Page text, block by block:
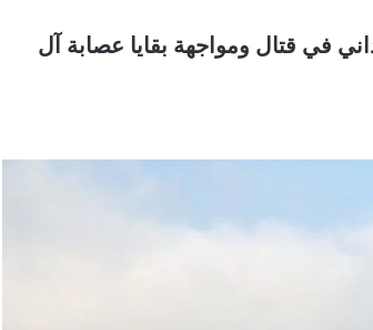
في قتال ومواجهة بقايا عصابة آل